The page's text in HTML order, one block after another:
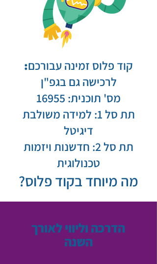
:קוד פלוס זמינה עבורכם
לרכישה גם בגפ"ן
מס' תוכנית: 16955
תת סל 1: למידה משולבת
דיגיטל
תת סל 2: חדשנות ויזמות
טכנולוגית
מה מיוחד בקוד פלוס?
הדרכה וליווי לאורך
השנה